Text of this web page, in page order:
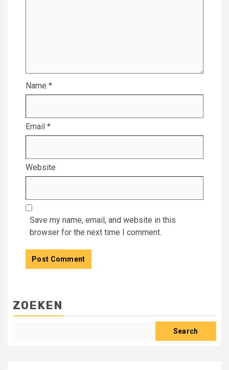
Name *
Email *
Website
Save my name, email, and website in this
browser for the next time I comment.
ZOEKEN
Search